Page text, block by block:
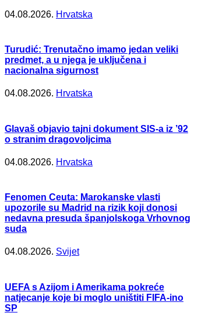
04.08.2026. Hrvatska
Turudić: Trenutačno imamo jedan veliki
predmet, a u njega je uključena i
nacionalna sigurnost
04.08.2026. Hrvatska
Glavaš objavio tajni dokument SIS-a iz ’92
o stranim dragovoljcima
04.08.2026. Hrvatska
Fenomen Ceuta: Marokanske vlasti
upozorile su Madrid na rizik koji donosi
nedavna presuda španjolskoga Vrhovnog
suda
04.08.2026. Svijet
UEFA s Azijom i Amerikama pokreće
natjecanje koje bi moglo uništiti FIFA-ino
SP